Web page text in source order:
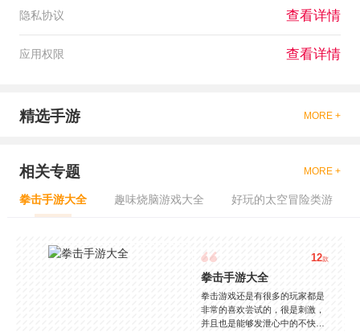
隐私协议 查看详情
应用权限 查看详情
精选手游 MORE +
相关专题 MORE +
拳击手游大全 趣味烧脑游戏大全 好玩的太空冒险类游
12款
拳击手游大全
拳击游戏还是有很多的玩家都是
非常的喜欢尝试的，很是刺激，
并且也是能够发泄心中的不快